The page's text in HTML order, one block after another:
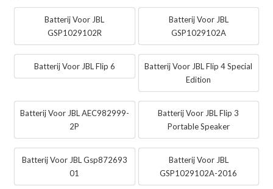
Batterij Voor JBL
GSP1029102R
Batterij Voor JBL
GSP1029102A
Batterij Voor JBL Flip 6
Batterij Voor JBL Flip 4 Special
Edition
Batterij Voor JBL AEC982999-
2P
Batterij Voor JBL Flip 3
Portable Speaker
Batterij Voor JBL Gsp872693
01
Batterij Voor JBL
GSP1029102A-2016